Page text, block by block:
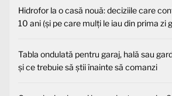
Hidrofor la o casă nouă: deciziile care
10 ani (și pe care mulți le iau din prima zi
Tabla ondulată pentru garaj, hală sau
și ce trebuie să știi înainte să comanzi